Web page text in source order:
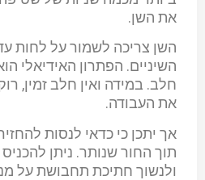
את השן.
השן צריכה לשמור על לחות
השיניים. הפתרון האידיאלי
חלב. במידה ואין חלב זמין,
את העבודה.
אך יתכן כי כדאי לנסות
תוך החור שנותר. ניתן
ולנשוך חתיכת תחבושת על